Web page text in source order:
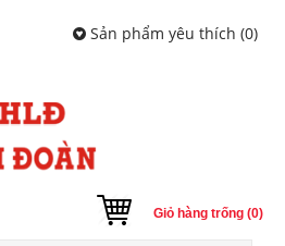
Sản phẩm yêu thích (0)
Giỏ hàng trống (0)